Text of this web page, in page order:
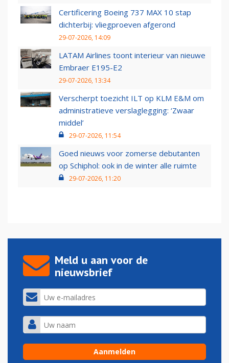
Certificering Boeing 737 MAX 10 stap
dichterbij: vliegproeven afgerond
29-07-2026, 14:09
LATAM Airlines toont interieur van nieuwe
Embraer E195-E2
29-07-2026, 13:34
Verscherpt toezicht ILT op KLM E&M om
administratieve verslaglegging: ‘Zwaar
middel’
29-07-2026, 11:54
Goed nieuws voor zomerse debutanten
op Schiphol: ook in de winter alle ruimte
29-07-2026, 11:20
Meld u aan voor de
nieuwsbrief